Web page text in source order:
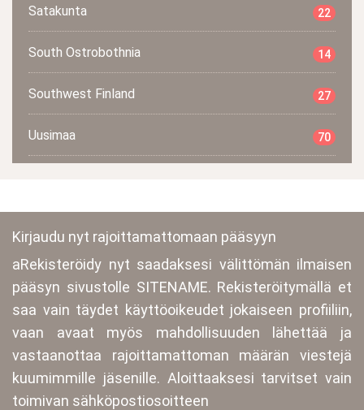
Satakunta 22
South Ostrobothnia 14
Southwest Finland 27
Uusimaa 70
Kirjaudu nyt rajoittamattomaan pääsyyn
aRekisteröidy nyt saadaksesi välittömän ilmaisen
pääsyn sivustolle SITENAME. Rekisteröitymällä et
saa vain täydet käyttöoikeudet jokaiseen profiiliin,
vaan avaat myös mahdollisuuden lähettää ja
vastaanottaa rajoittamattoman määrän viestejä
kuumimmille jäsenille. Aloittaaksesi tarvitset vain
toimivan sähköpostiosoitteen